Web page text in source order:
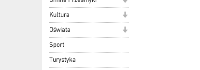
Kultura
Oświata
Sport
Turystyka